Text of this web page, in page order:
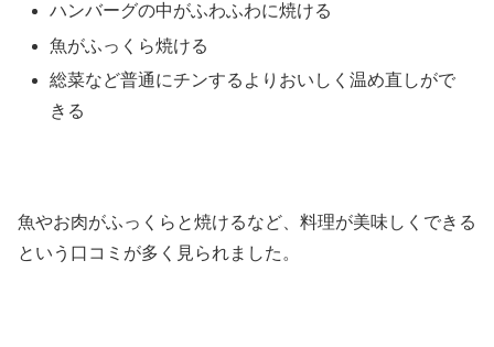
ハンバーグの中がふわふわに焼ける
魚がふっくら焼ける
総菜など普通にチンするよりおいしく温め直しがで
きる
魚やお肉がふっくらと焼けるなど、料理が美味しくできる
という口コミが多く見られました。